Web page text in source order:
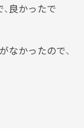
良かったで
なかったので、